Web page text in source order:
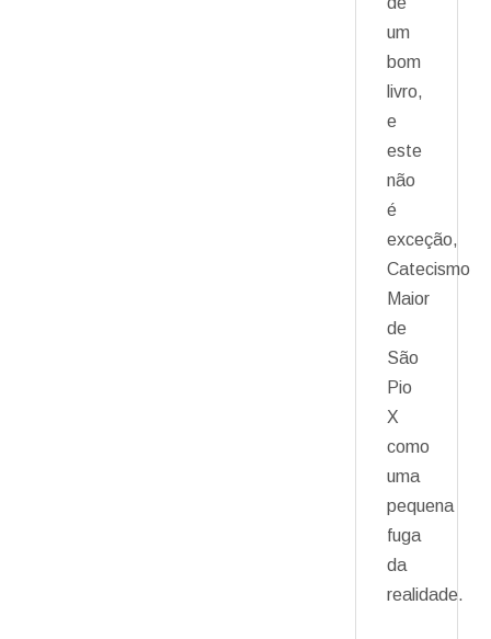
um
bom
livro,
e
este
não
é
exceção,
Catecismo
Maior
de
São
Pio
X
como
uma
pequena
fuga
da
realidade.